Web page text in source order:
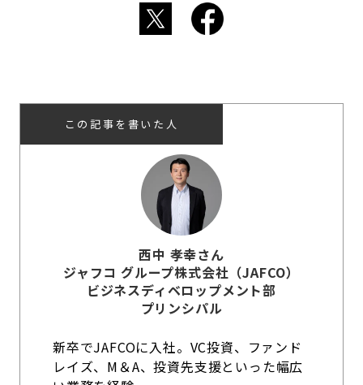
この記事を書いた人
西中 孝幸さん
ジャフコ グループ株式会社（JAFCO）
ビジネスディベロップメント部
プリンシパル
新卒でJAFCOに入社。VC投資、ファンド
レイズ、M＆A、投資先支援といった幅広